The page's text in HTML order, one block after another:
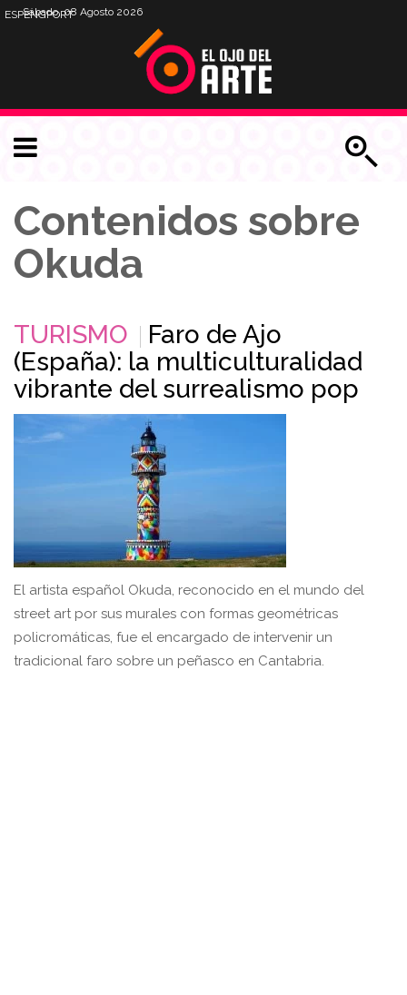
Sábado, 08 Agosto 2026
ESPENGPORT
Contenidos sobre
Okuda
TURISMO
Faro de Ajo
(España): la multiculturalidad
vibrante del surrealismo pop
El artista español Okuda, reconocido en el mundo del
street art por sus murales con formas geométricas
policromáticas, fue el encargado de intervenir un
tradicional faro sobre un peñasco en Cantabria.